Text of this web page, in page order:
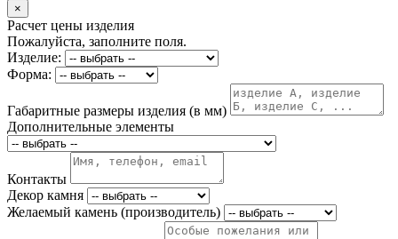
×
Расчет цены изделия
Пожалуйста, заполните поля.
Изделие:
Форма:
Габаритные размеры изделия (в мм)
Дополнительные элементы
Контакты
Декор камня
Желаемый камень (производитель)